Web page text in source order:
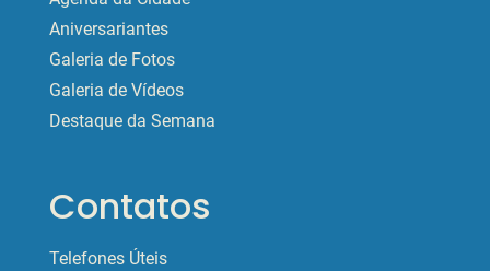
Aniversariantes
Galeria de Fotos
Galeria de Vídeos
Destaque da Semana
Contatos
Telefones Úteis